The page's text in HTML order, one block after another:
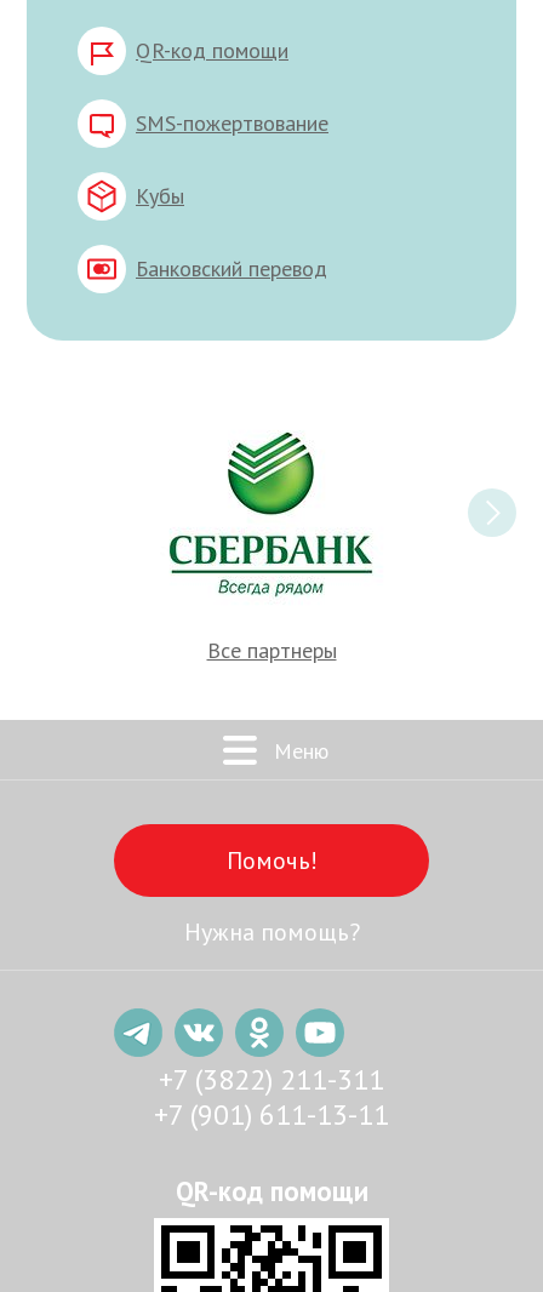
QR-код помощи
SMS-пожертвование
Кубы
Банковский перевод
Все партнеры
Меню
Помочь!
Нужна помощь?
+7 (3822) 211-311
+7 (901) 611-13-11